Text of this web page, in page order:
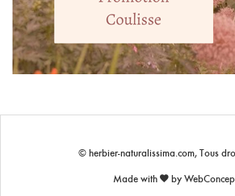
© herbier-naturalissima.com, Tous
Made with
by